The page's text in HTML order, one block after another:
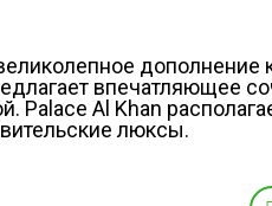
Palace Al Khan
люксы.